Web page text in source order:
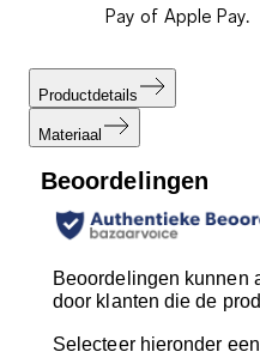
Pay of Apple Pay.
Productdetails
Materiaal
Beoordelingen
Beoordelingen kunnen
door klanten die de
Selecteer hieronder